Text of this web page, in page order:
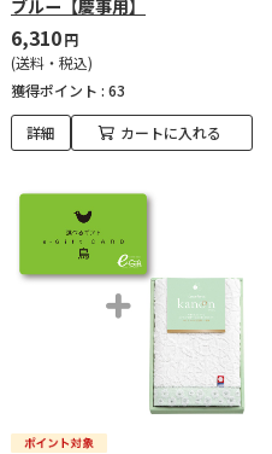
ブルー【慶事用】
6,310円
(送料・税込)
獲得ポイント : 63
詳細 カートに入れる